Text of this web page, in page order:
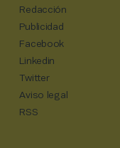
Redacción
Publicidad
Facebook
Linkedin
Twitter
Aviso legal
RSS